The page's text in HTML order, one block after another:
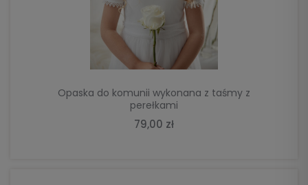
Opaska do komunii wykonana z taśmy z
perełkami
79,00 zł
DO KOSZYKA